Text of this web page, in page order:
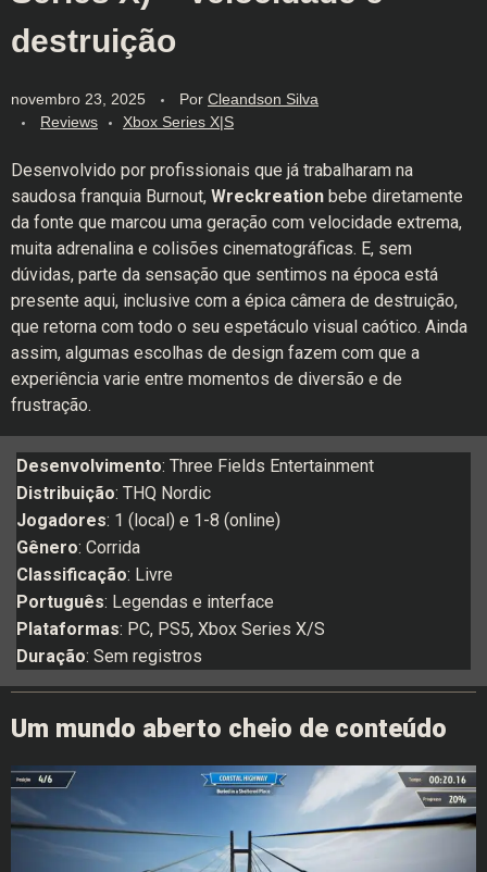
destruição
novembro 23, 2025 Por Cleandson Silva
Reviews
Xbox Series X|S
Desenvolvido por profissionais que já trabalharam na
saudosa franquia Burnout, Wreckreation bebe diretamente
da fonte que marcou uma geração com velocidade extrema,
muita adrenalina e colisões cinematográficas. E, sem
dúvidas, parte da sensação que sentimos na época está
presente aqui, inclusive com a épica câmera de destruição,
que retorna com todo o seu espetáculo visual caótico. Ainda
assim, algumas escolhas de design fazem com que a
experiência varie entre momentos de diversão e de
frustração.
Desenvolvimento: Three Fields Entertainment
Distribuição: THQ Nordic
Jogadores: 1 (local) e 1-8 (online)
Gênero: Corrida
Classificação: Livre
Português: Legendas e interface
Plataformas: PC, PS5, Xbox Series X/S
Duração: Sem registros
Um mundo aberto cheio de conteúdo